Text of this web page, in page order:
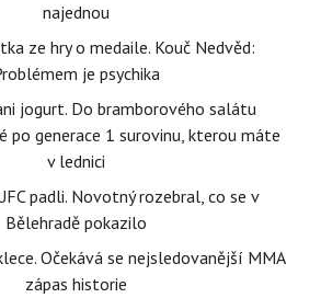
najednou
ze hry o medaile. Kouč Nedvěd:
je psychika
jogurt. Do bramborového salátu
po generace 1 surovinu, kterou máte
v lednici
padli. Novotný rozebral, co se v
Bělehradě pokazilo
Očekává se nejsledovanější MMA
zápas historie